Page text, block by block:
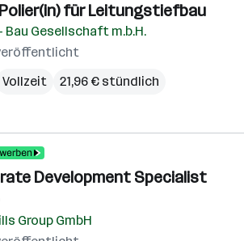
für Leitungstiefbau
Bau Gesellschaft m.b.H.
Vollzeit 21,96 € stündlich
Development Specialist
Group GmbH